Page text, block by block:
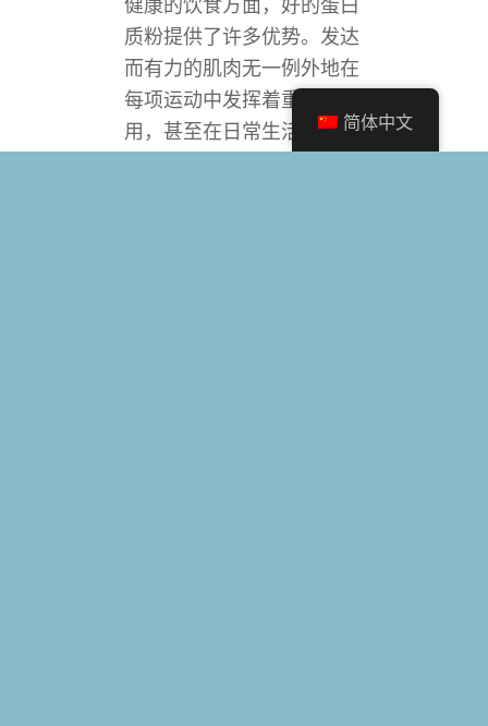
质粉提供了许多优势。发达
而有力的肌肉无一例外地在
每项运动中发挥着重要作
用，甚至在日常生活中也是简体中文